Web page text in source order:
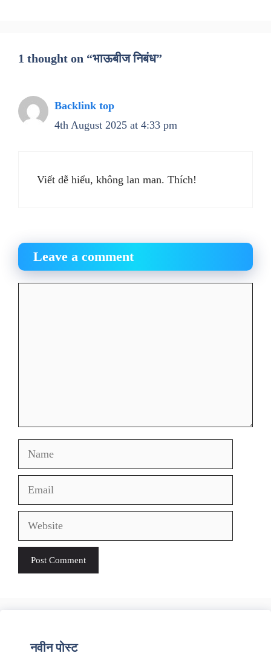
1 thought on “भाऊबीज निबंध”
Backlink top
4th August 2025 at 4:33 pm
Viết dễ hiểu, không lan man. Thích!
Leave a comment
Name
Email
Website
नवीन पोस्ट